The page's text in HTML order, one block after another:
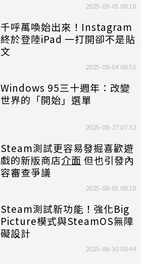
2025-09-05 08:18
千呼萬喚始出來！Instagram
終於登陸iPad 一打開卻不是貼
文
2025-09-04 08:53
Windows 95三十週年：改變
世界的「開始」選單
2025-08-27 07:32
Steam測試更容易發掘喜歡遊
戲的新版商店介面 但也引發內
容審查爭議
2025-08-01 08:18
Steam測試新功能！強化Big
Picture模式與SteamOS無障
礙設計
2025-06-30 08:44